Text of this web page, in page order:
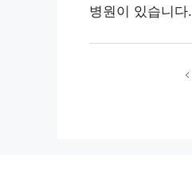
병원이 있습니다.